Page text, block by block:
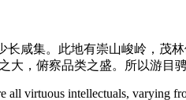
咸集。此地有崇山峻岭，茂
，俯察品类之盛。所以游目
all virtuous intellectuals, varying